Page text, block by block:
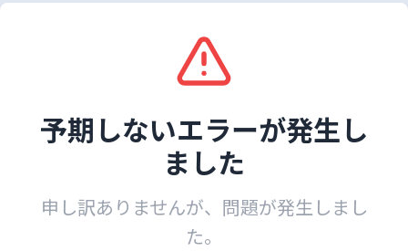
予期しないエラーが発生し
ました
申し訳ありませんが、問題が発生しまし
た。